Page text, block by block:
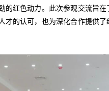
的红色动力。此次参观交流旨
才的认可，也为深化合作提供